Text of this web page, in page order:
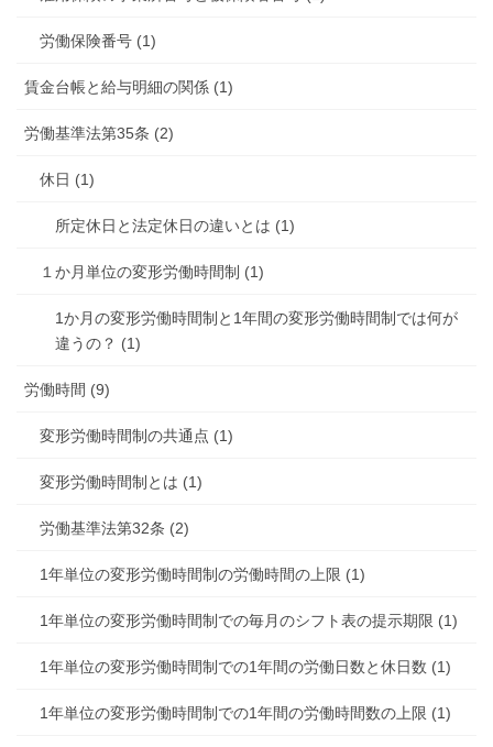
労働保険番号 (1)
賃金台帳と給与明細の関係 (1)
労働基準法第35条 (2)
休日 (1)
所定休日と法定休日の違いとは (1)
１か月単位の変形労働時間制 (1)
1か月の変形労働時間制と1年間の変形労働時間制では何が
違うの？ (1)
労働時間 (9)
変形労働時間制の共通点 (1)
変形労働時間制とは (1)
労働基準法第32条 (2)
1年単位の変形労働時間制の労働時間の上限 (1)
1年単位の変形労働時間制での毎月のシフト表の提示期限 (1)
1年単位の変形労働時間制での1年間の労働日数と休日数 (1)
1年単位の変形労働時間制での1年間の労働時間数の上限 (1)